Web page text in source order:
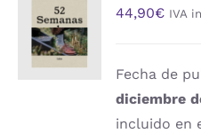
AL
CARRITO
/
DETALLES
44,90€ IVA
Fecha de
diciembre
incluido en